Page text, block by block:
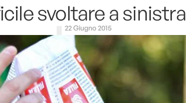
svoltare a sinistra
22 Giugno 2015